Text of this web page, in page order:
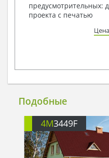
предусмотрительных:
проекта с печатью
Цена
Подобные
4M3449F